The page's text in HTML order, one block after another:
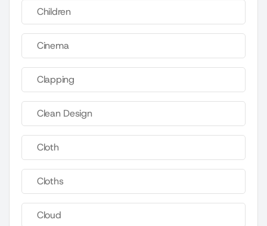
Children
Cinema
Clapping
Clean Design
Cloth
Cloths
Cloud